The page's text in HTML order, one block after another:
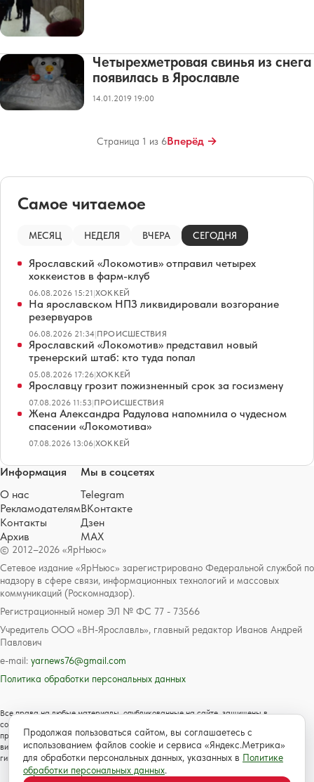
Четырехметровая свинья из снега
появилась в Ярославле
14.01.2019 19:00
Страница 1 из 6Вперёд →
Самое читаемое
МЕСЯЦ НЕДЕЛЯ ВЧЕРА СЕГОДНЯ
Ярославский «Локомотив» отправил четырех
хоккеистов в фарм-клуб
06.08.2026 15:21|ХОККЕЙ
На ярославском НПЗ ликвидировали возгорание
резервуаров
06.08.2026 21:34|ПРОИСШЕСТВИЯ
Ярославский «Локомотив» представил новый
тренерский штаб: кто туда попал
05.08.2026 17:26|ХОККЕЙ
Ярославцу грозит пожизненный срок за госизмену
07.08.2026 11:53|ПРОИСШЕСТВИЯ
Жена Александра Радулова напомнила о чудесном
спасении «Локомотива»
07.08.2026 13:06|ХОККЕЙ
© 2012–2026 «ЯрНьюс»
Сетевое издание «ЯрНьюс» зарегистрировано Федеральной службой по
надзору в сфере связи, информационных технологий и массовых
коммуникаций (Роскомнадзор).
Регистрационный номер ЭЛ № ФС 77 - 73566
Учредитель ООО «ВН-Ярославль», главный редактор Иванов Андрей
Павлович
e-mail: yarnews76@gmail.com
Политика обработки персональных данных
Все права на любые материалы, опубликованные на сайте, защищены в
соответствии с российским и международным законодательством об авторском
праве и смежных правах. Любое использование текстовых, фото, аудио и
видеоматериалов возможно только с согласия правообладателя с обязательной
гиперссылкой на сайт https://www.yarnews.net; Для детей старше 16 лет.
Информация
О нас
Рекламодателям
Контакты
Архив
Мы в соцсетях
Telegram
ВКонтакте
Дзен
MAX
Продолжая пользоваться сайтом, вы соглашаетесь с
использованием файлов cookie и сервиса «Яндекс.Метрика»
для обработки персональных данных, указанных в Политике
обработки персональных данных.